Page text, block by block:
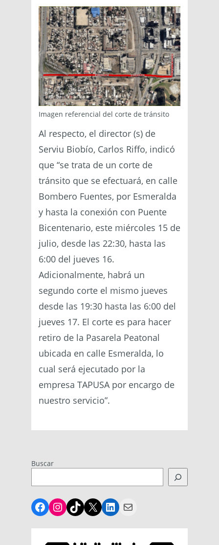
Imagen referencial del corte de tránsito
Al respecto, el director (s) de
Serviu Biobío, Carlos Riffo, indicó
que “se trata de un corte de
tránsito que se efectuará, en calle
Bombero Fuentes, por Esmeralda
y hasta la conexión con Puente
Bicentenario, este miércoles 15 de
julio, desde las 22:30, hasta las
6:00 del jueves 16.
Adicionalmente, habrá un
segundo corte el mismo jueves
desde las 19:30 hasta las 6:00 del
jueves 17. El corte es para hacer
retiro de la Pasarela Peatonal
ubicada en calle Esmeralda, lo
cual será ejecutado por la
empresa TAPUSA por encargo de
nuestro servicio”.
Buscar
Facebook
Instagram
TikTok
X LinkedIn
Mail